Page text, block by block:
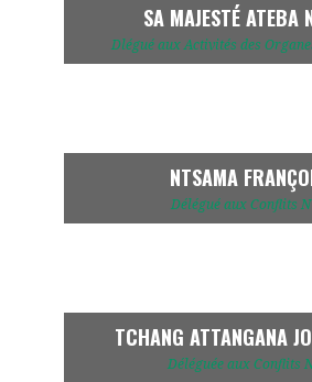
SA MAJESTÉ ATEBA
Dlégué aux Activités des
NTSAMA
Délégué aux Conflits
TCHANG ATTANGANA
Déléguée aux Conflits